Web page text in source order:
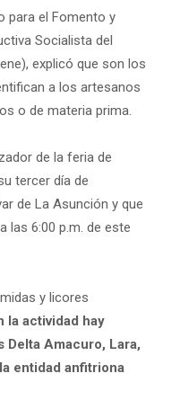
para el Fomento y
Socialista del
explicó que son los
a los artesanos
o de materia prima.
de la feria de
tercer día de
de La Asunción y que
las 6:00 p.m. de este
y licores
la actividad hay
Delta Amacuro, Lara,
entidad anfitriona